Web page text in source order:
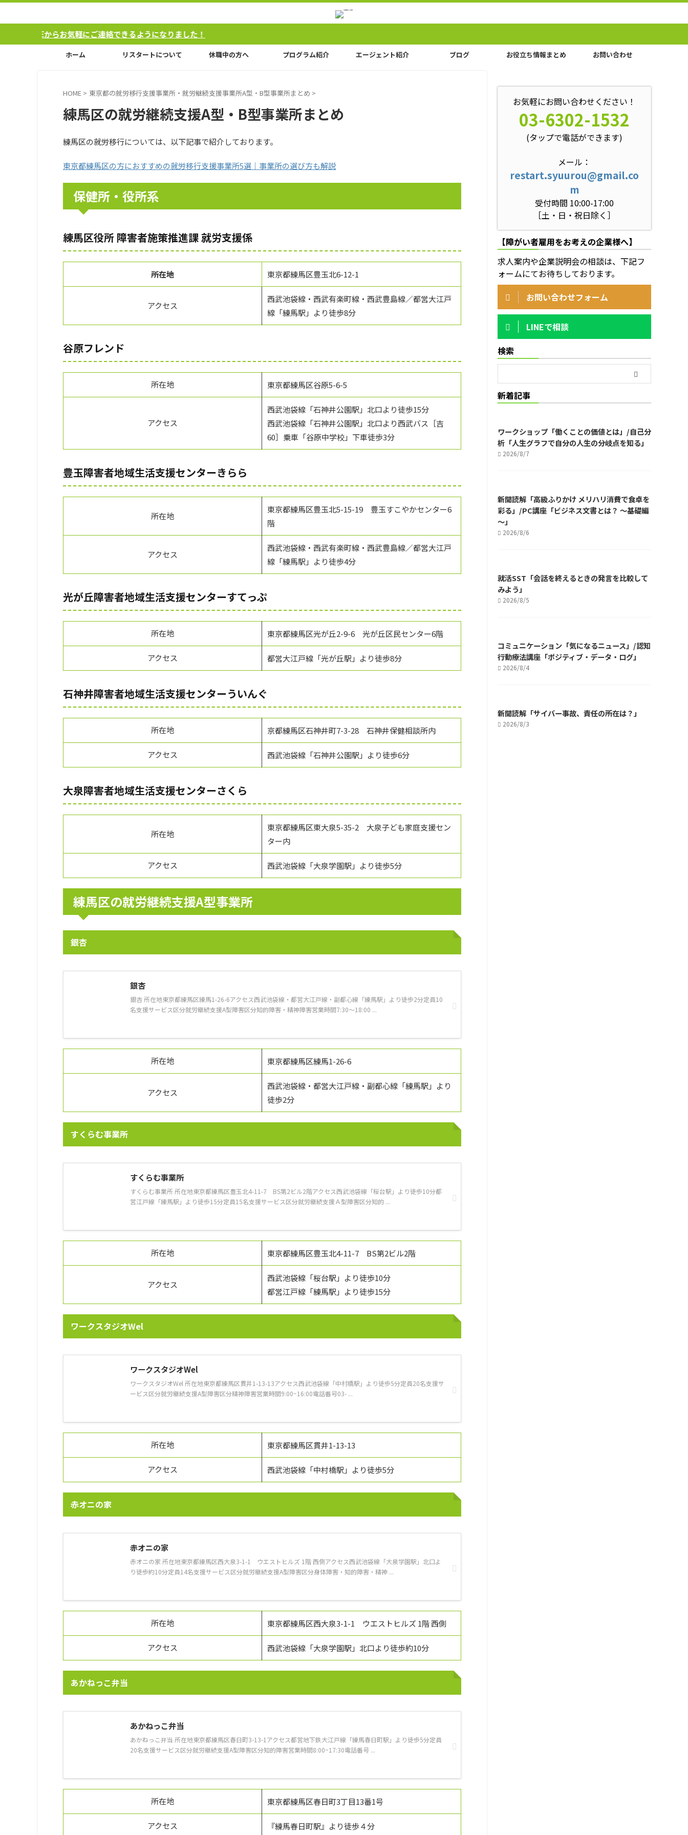
軽にご連絡できるようになりました！
ホーム リスタートについて 休職中の方へ プログラム紹介 エージェント紹介 ブログ お役立ち情報まとめ お問い合わせ
HOME > 東京都の就労移行支援事業所・就労継続支援事業所A型・B型事業所まとめ >
練馬区の就労継続支援A型・B型事業所まとめ
練馬区の就労移行については、以下記事で紹介しております。
東京都練馬区の方におすすめの就労移行支援事業所5選｜事業所の選び方も解説
保健所・役所系
練馬区役所 障害者施策推進課 就労支援係
所在地 東京都練馬区豊玉北6-12-1
アクセス
西武池袋線・西武有楽町線・西武豊島線／都営大江戸
線「練馬駅」より徒歩8分
谷原フレンド
所在地 東京都練馬区谷原5-6-5
アクセス
西武池袋線「石神井公園駅」北口より徒歩15分
西武池袋線「石神井公園駅」北口より西武バス［吉
60］乗車「谷原中学校」下車徒歩3分
豊玉障害者地域生活支援センターきらら
所在地
東京都練馬区豊玉北5-15-19 豊玉すこやかセンター6
階
アクセス
西武池袋線・西武有楽町線・西武豊島線／都営大江戸
線「練馬駅」より徒歩4分
光が丘障害者地域生活支援センターすてっぷ
所在地 東京都練馬区光が丘2-9-6 光が丘区民センター6階
アクセス 都営大江戸線「光が丘駅」より徒歩8分
石神井障害者地域生活支援センターういんぐ
所在地 京都練馬区石神井町7-3-28 石神井保健相談所内
アクセス 西武池袋線「石神井公園駅」より徒歩6分
大泉障害者地域生活支援センターさくら
所在地
東京都練馬区東大泉5-35-2 大泉子ども家庭支援セン
ター内
アクセス 西武池袋線「大泉学園駅」より徒歩5分
練馬区の就労継続支援A型事業所
銀杏
銀杏
銀杏 所在地東京都練馬区練馬1-26-6アクセス西武池袋線・都営大江戸線・副都心線「練馬駅」より徒歩2分定員10
名支援サービス区分就労継続支援A型障害区分知的障害・精神障害営業時間7:30～18:00 ...
所在地 東京都練馬区練馬1-26-6
アクセス
西武池袋線・都営大江戸線・副都心線「練馬駅」より
徒歩2分
すくらむ事業所
すくらむ事業所
すくらむ事業所 所在地東京都練馬区豊玉北4-11-7 BS第2ビル2階アクセス西武池袋線「桜台駅」より徒歩10分都
営江戸線「練馬駅」より徒歩15分定員15名支援サービス区分就労継続支援Ａ型障害区分知的 ...
所在地 東京都練馬区豊玉北4-11-7 BS第2ビル2階
アクセス
西武池袋線「桜台駅」より徒歩10分
都営江戸線「練馬駅」より徒歩15分
ワークスタジオWel
ワークスタジオWel
ワークスタジオWel 所在地東京都練馬区貫井1-13-13アクセス西武池袋線「中村橋駅」より徒歩5分定員20名支援サ
ービス区分就労継続支援A型障害区分精神障害営業時間9:00~16:00電話番号03- ...
所在地 東京都練馬区貫井1-13-13
アクセス 西武池袋線「中村橋駅」より徒歩5分
赤オニの家
赤オニの家
赤オニの家 所在地東京都練馬区西大泉3-1-1 ウエストヒルズ 1階 西側アクセス西武池袋線「大泉学園駅」北口よ
り徒歩約10分定員14名支援サービス区分就労継続支援A型障害区分身体障害・知的障害・精神 ...
所在地 東京都練馬区西大泉3-1-1 ウエストヒルズ 1階 西側
アクセス 西武池袋線「大泉学園駅」北口より徒歩約10分
あかねっこ弁当
あかねっこ弁当
あかねっこ弁当 所在地東京都練馬区春日町3-13-1アクセス都営地下鉄大江戸線「練馬春日町駅」より徒歩5分定員
20名支援サービス区分就労継続支援A型障害区分知的障害営業時間8:00~17:30電話番号 ...
所在地 東京都練馬区春日町3丁目13番1号
アクセス 『練馬春日町駅』より徒歩４分
お気軽にお問い合わせください！
03-6302-1532
(タップで電話ができます)
メール：
restart.syuurou@gmail.co
m
受付時間 10:00-17:00
［土・日・祝日除く］
【障がい者雇用をお考えの企業様へ】
求人案内や企業説明会の相談は、下記フ
ォームにてお待ちしております。
お問い合わせフォーム
LINEで相談
検索
新着記事
ワークショップ「働くことの価値とは」/自己分
析「人生グラフで自分の人生の分岐点を知る」
2026/8/7
新聞読解「高級ふりかけ メリハリ消費で食卓を
彩る」/PC講座「ビジネス文書とは？ ～基礎編
～」
2026/8/6
就活SST「会話を終えるときの発言を比較して
みよう」
2026/8/5
コミュニケーション「気になるニュース」/認知
行動療法講座「ポジティブ・データ・ログ」
2026/8/4
新聞読解「サイバー事故、責任の所在は？」
2026/8/3